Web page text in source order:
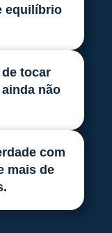
equilíbrio
tocar
não
com
mais de